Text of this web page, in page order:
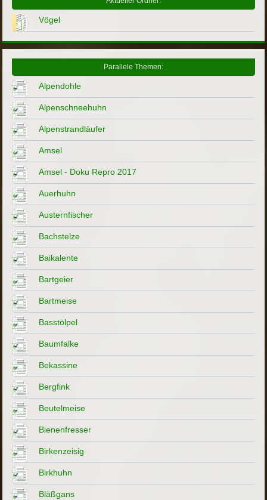
Vögel
Parallele Themen:
Alpendohle
Alpenschneehuhn
Alpenstrandläufer
Amsel
Amsel - Doku Repro 2017
Auerhuhn
Austernfischer
Bachstelze
Baikalente
Bartgeier
Bartmeise
Basstölpel
Baumfalke
Bekassine
Bergfink
Beutelmeise
Bienenfresser
Birkenzeisig
Birkhuhn
Bläßgans